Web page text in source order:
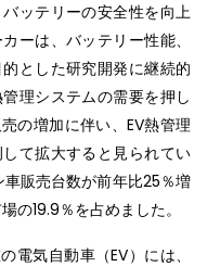
ッテリーの安全性を向上
ーは、バッテリー性能、
とした研究開発に継続的
理システムの需要を押し
の増加に伴い、EV熱管理
て拡大すると見られてい
販売台数が前年比25％増
の19.9％を占めました。
電気自動車（EV）には、